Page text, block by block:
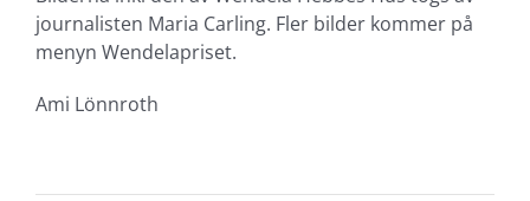
journalisten Maria Carling. Fler bilder kommer på
menyn Wendelapriset.
Ami Lönnroth